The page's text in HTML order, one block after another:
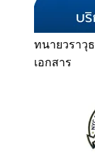
ทนายวราวุธ
เอกสาร